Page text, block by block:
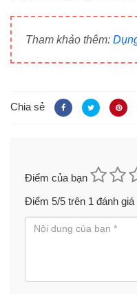
Tham khảo thêm:
Chia sẻ
Điểm của bạn
Điểm 5/5 trên 1 đánh giá